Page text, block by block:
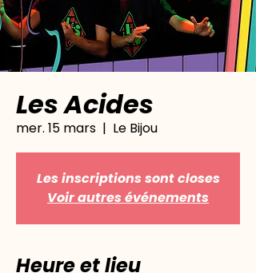
Les Acides
mer. 15 mars
  |
Le Bijou
Les inscriptions sont closes
Voir autres événements
Heure et lieu